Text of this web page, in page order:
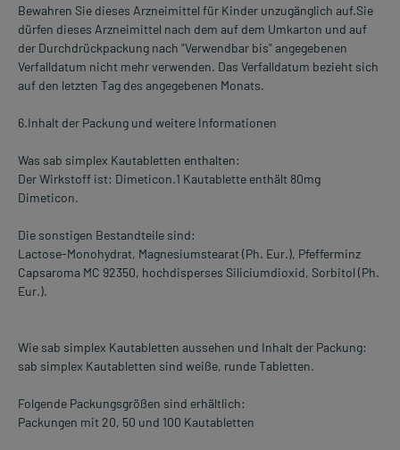
Bewahren Sie dieses Arzneimittel für Kinder unzugänglich auf.Sie
dürfen dieses Arzneimittel nach dem auf dem Umkarton und auf
der Durchdrückpackung nach "Verwendbar bis" angegebenen
Verfalldatum nicht mehr verwenden. Das Verfalldatum bezieht sich
auf den letzten Tag des angegebenen Monats.
6.Inhalt der Packung und weitere Informationen
Was sab simplex Kautabletten enthalten:
Der Wirkstoff ist: Dimeticon.1 Kautablette enthält 80mg
Dimeticon.
Die sonstigen Bestandteile sind:
Lactose-Monohydrat, Magnesiumstearat (Ph. Eur.), Pfefferminz
Capsaroma MC 92350, hochdisperses Siliciumdioxid, Sorbitol (Ph.
Eur.).
Wie sab simplex Kautabletten aussehen und Inhalt der Packung:
sab simplex Kautabletten sind weiße, runde Tabletten.
Folgende Packungsgrößen sind erhältlich:
Packungen mit 20, 50 und 100 Kautabletten